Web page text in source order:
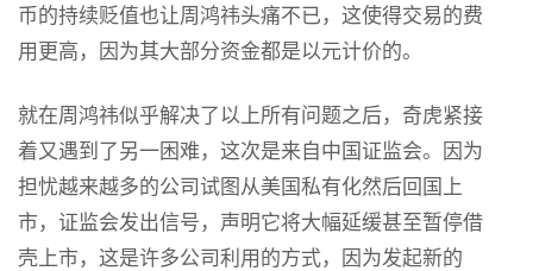
币的持续贬值也让周鸿祎头痛不已，这使得交易的费
用更高，因为其大部分资金都是以元计价的。
就在周鸿祎似乎解决了以上所有问题之后，奇虎紧接
着又遇到了另一困难，这次是来自中国证监会。因为
担忧越来越多的公司试图从美国私有化然后回国上
市，证监会发出信号，声明它将大幅延缓甚至暂停借
壳上市，这是许多公司利用的方式，因为发起新的